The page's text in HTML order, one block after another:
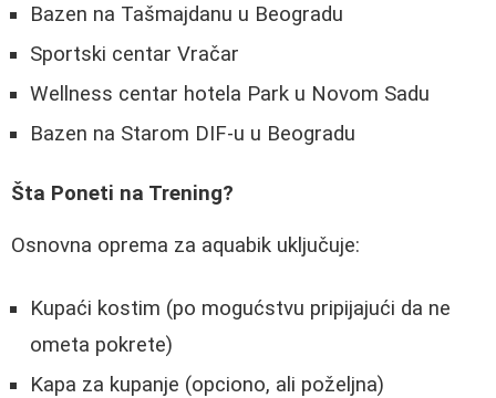
Bazen na Tašmajdanu u Beogradu
Sportski centar Vračar
Wellness centar hotela Park u Novom Sadu
Bazen na Starom DIF-u u Beogradu
Šta Poneti na Trening?
Osnovna oprema za aquabik uključuje:
Kupaći kostim (po mogućstvu pripijajući da ne
ometa pokrete)
Kapa za kupanje (opciono, ali poželjna)